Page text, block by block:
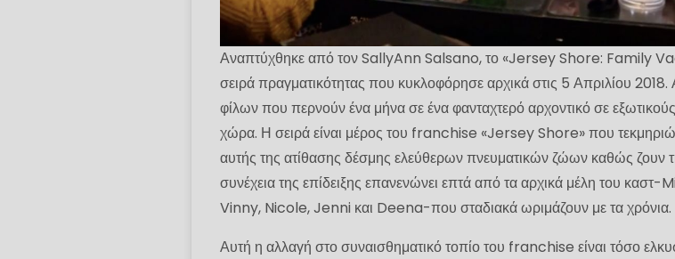
Αναπτύχθηκε από τον SallyAnn Salsano, το «Jersey Shore: Family
σειρά πραγματικότητας που κυκλοφόρησε αρχικά στις 5 Απριλίου
φίλων που περνούν ένα μήνα σε ένα φανταχτερό αρχοντικό σε
χώρα. Η σειρά είναι μέρος του franchise «Jersey Shore» που
αυτής της ατίθασης δέσμης ελεύθερων πνευματικών ζώων καθώς ζουν
συνέχεια της επίδειξης επανενώνει επτά από τα αρχικά μέλη του
Vinny, Nicole, Jenni και Deena-που σταδιακά ωριμάζουν με τα χρόνια.
Αυτή η αλλαγή στο συναισθηματικό τοπίο του franchise είναι τόσο